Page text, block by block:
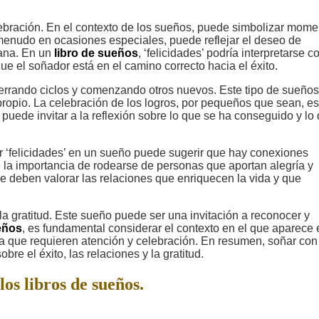
En el contexto de los sueños, puede simbolizar
en ocasiones especiales, puede reflejar el deseo de
En un libro de sueños, ‘felicidades’ podría interpretarse
el soñador está en el camino correcto hacia el éxito.
ciclos y comenzando otros nuevos. Este tipo de
La celebración de los logros, por pequeños que sean, es
invitar a la reflexión sobre lo que se ha conseguido y lo
en un sueño puede sugerir que hay conexiones
importancia de rodearse de personas que aportan alegría y
deben valorar las relaciones que enriquecen la vida y que
gratitud. Este sueño puede ser una invitación a reconocer y
, es fundamental considerar el contexto en el que aparece
requieren atención y celebración. En resumen, soñar con
el éxito, las relaciones y la gratitud.
libros de sueños.